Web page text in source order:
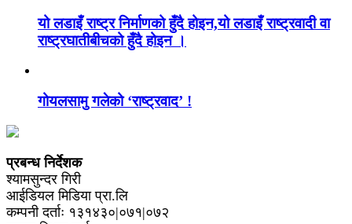
यो लडाइँ राष्ट्र निर्माणको हुँदै होइन,यो लडाइँ राष्ट्रवादी वा
राष्ट्रघातीबीचको हुँदै होइन ।
गोयलसामु गलेको ‘राष्ट्रवाद’ !
प्रबन्ध निर्देशक
श्यामसुन्दर गिरी
आईडियल मिडिया प्रा.लि
कम्पनी दर्ताः १३१४३०|०७१|०७२